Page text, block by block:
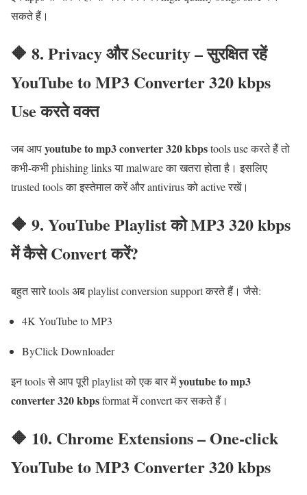
सकते हैं।
🔶 8. Privacy और Security – सुरक्षित रहें
YouTube to MP3 Converter 320 kbps
Use करते वक्त
जब आपyoutube to mp3 converter 320 kbpstools use करते हैं तो
कभी-कभी phishing links या malware का खतरा होता है। इसलिए
trusted tools का इस्तेमाल करें और antivirus को active रखें।
🔶 9. YouTube Playlist को MP3 320 kbps
में कैसे Convert करें?
बहुत सारे tools अब playlist conversion support करते हैं। जैसे:
4K YouTube to MP3
ByClick Downloader
इन tools से आप पूरी playlist को एक बार मेंyoutube to mp3
converter 320 kbpsformat में convert कर सकते हैं।
🔶 10. Chrome Extensions – One-click
YouTube to MP3 Converter 320 kbps